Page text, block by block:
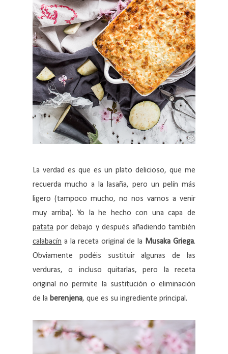
La verdad es que es un plato delicioso, que me
recuerda mucho a la lasaña, pero un pelín más
ligero (tampoco mucho, no nos vamos a venir
muy arriba). Yo la he hecho con una capa de
patata por debajo y después añadiendo también
calabacín a la receta original de la Musaka Griega.
Obviamente podéis sustituir algunas de las
verduras, o incluso quitarlas, pero la receta
original no permite la sustitución o eliminación
de la berenjena, que es su ingrediente principal.